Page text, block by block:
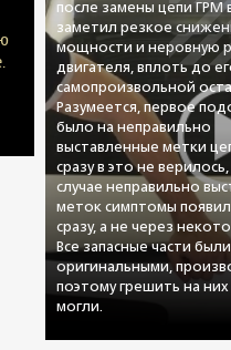
после замены цепи ГРМ
заметил резкое
мощности и неровную
двигателя, вплоть до
самопроизвольной
Разумеется, первое
было на неправильно
выставленные метки
сразу в это не верилось,
случае неправильно
меток симптомы
сразу, а не через
Все запасные части
оригинальными,
поэтому грешить на
могли.